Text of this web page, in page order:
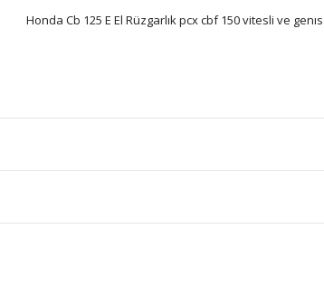
Honda Cb 125 E El Rüzgarlık pcx cbf 150 vitesli ve